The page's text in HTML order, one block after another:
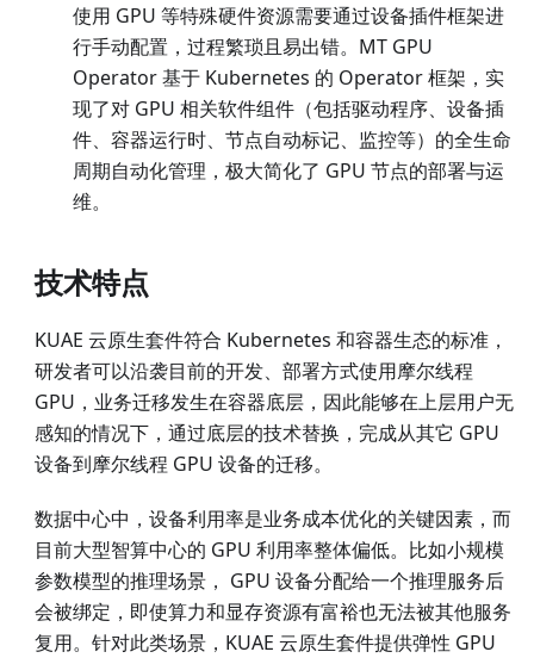
使用 GPU 等特殊硬件资源需要通过设备插件框架进
行手动配置，过程繁琐且易出错。MT GPU
Operator 基于 Kubernetes 的 Operator 框架，实
现了对 GPU 相关软件组件（包括驱动程序、设备插
件、容器运行时、节点自动标记、监控等）的全生命
周期自动化管理，极大简化了 GPU 节点的部署与运
维。
技术特点
KUAE 云原生套件符合 Kubernetes 和容器生态的标准，
研发者可以沿袭目前的开发、部署方式使用摩尔线程
GPU，业务迁移发生在容器底层，因此能够在上层用户无
感知的情况下，通过底层的技术替换，完成从其它 GPU
设备到摩尔线程 GPU 设备的迁移。
数据中心中，设备利用率是业务成本优化的关键因素，而
目前大型智算中心的 GPU 利用率整体偏低。比如小规模
参数模型的推理场景， GPU 设备分配给一个推理服务后
会被绑定，即使算力和显存资源有富裕也无法被其他服务
复用。针对此类场景，KUAE 云原生套件提供弹性 GPU